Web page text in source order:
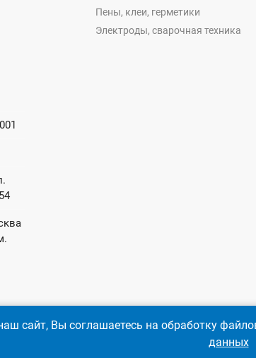
Пены, клеи, герметики
Электроды, сварочная техника
сайт, Вы соглашаетесь на обработку
данных